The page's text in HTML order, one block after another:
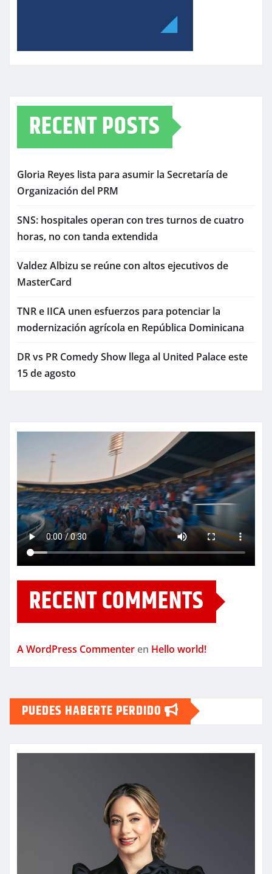
RECENT POSTS
Gloria Reyes lista para asumir la Secretaría de
Organización del PRM
SNS: hospitales operan con tres turnos de cuatro
horas, no con tanda extendida
Valdez Albizu se reúne con altos ejecutivos de
MasterCard
TNR e IICA unen esfuerzos para potenciar la
modernización agrícola en República Dominicana
DR vs PR Comedy Show llega al United Palace este
15 de agosto
RECENT COMMENTS
A WordPress Commenter en Hello world!
PUEDES HABERTE PERDIDO